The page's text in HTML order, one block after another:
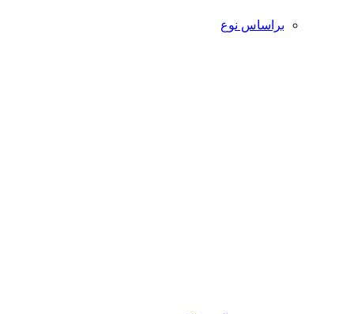
براساس نوع